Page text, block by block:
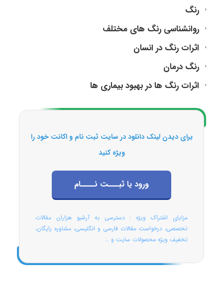
رنگ
روانشناسی رنگ های مختلف
اثرات رنگ در انسان
رنگ درمان
اثرات رنگ ها در بهبود بیماری ها
برای دیدن لینک دانلود در سایت ثبت نام و اکانت خود را
ویژه کنید
ورود یا ثبـــت نــــام
مزایای اشتراک ویژه : دسترسی به آرشیو هزاران مقالات
تخصصی، درخواست مقالات فارسی و انگلیسی، مشاوره رایگان،
تخفیف ویژه محصولات سایت و ...